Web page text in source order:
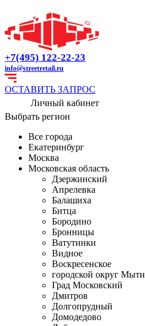
+7(495) 122-22-23
info@streetretail.ru
ОСТАВИТЬ ЗАПРОС
Личный кабинет
Выбрать регион
Все города
Екатеринбург
Москва
Московская область
Дзержинский
Апрелевка
Балашиха
Битца
Бородино
Бронницы
Ватутинки
Видное
Воскресенское
городской округ
Град Московский
Дмитров
Долгопрудный
Домодедово